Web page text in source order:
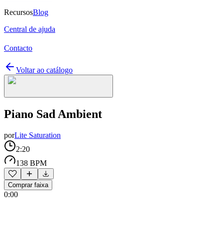
RecursosBlog
Central de ajuda
Contacto
Voltar ao catálogo
Piano Sad Ambient
porLite Saturation
2:20
138 BPM
Comprar faixa
0:00